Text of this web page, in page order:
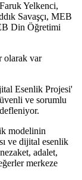
Yelkenci,
Savaşçı, MEB
Din Öğretimi
olarak var
Esenlik Projesi'
ve sorumlu
modelinin
ve dijital esenlik
adalet,
merkeze